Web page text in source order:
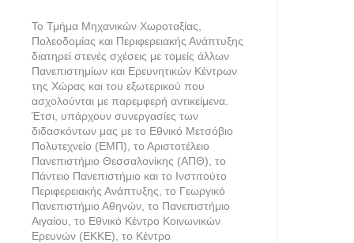
Το Τμήμα Μηχανικών Χωροταξίας,
Πολεοδομίας και Περιφερειακής Ανάπτυξης
διατηρεί στενές σχέσεις με τομείς άλλων
Πανεπιστημίων και Ερευνητικών Κέντρων
της Χώρας και του εξωτερικού που
ασχολούνται με παρεμφερή αντικείμενα.
Έτσι, υπάρχουν συνεργασίες των
διδασκόντων μας με το Εθνικό Μετσόβιο
Πολυτεχνείο (ΕΜΠ), το Αριστοτέλειο
Πανεπιστήμιο Θεσσαλονίκης (ΑΠΘ), το
Πάντειο Πανεπιστήμιο και το Ινστιτούτο
Περιφερειακής Ανάπτυξης, το Γεωργικό
Πανεπιστήμιο Αθηνών, το Πανεπιστήμιο
Αιγαίου, το Εθνικό Κέντρο Κοινωνικών
Ερευνών (ΕΚΚΕ), το Κέντρο